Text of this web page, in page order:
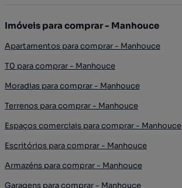
Imóveis para comprar - Manhouce
Apartamentos para comprar - Manhouce
T0 para comprar - Manhouce
Moradias para comprar - Manhouce
Terrenos para comprar - Manhouce
Espaços comerciais para comprar - Manhouce
Escritórios para comprar - Manhouce
Armazéns para comprar - Manhouce
Garagens para comprar - Manhouce